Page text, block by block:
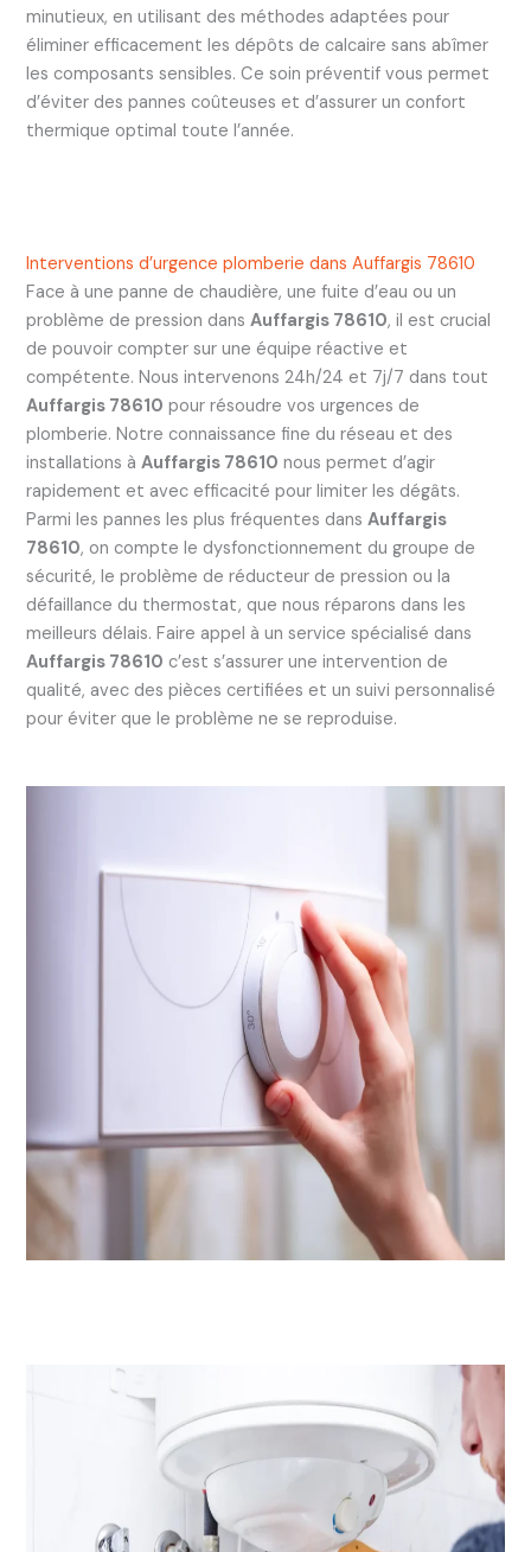
minutieux, en utilisant des méthodes adaptées pour
éliminer efficacement les dépôts de calcaire sans abîmer
les composants sensibles. Ce soin préventif vous permet
d’éviter des pannes coûteuses et d’assurer un confort
thermique optimal toute l’année.
Interventions d’urgence plomberie dans Auffargis 78610
Face à une panne de chaudière, une fuite d’eau ou un
problème de pression dans Auffargis 78610, il est crucial
de pouvoir compter sur une équipe réactive et
compétente. Nous intervenons 24h/24 et 7j/7 dans tout
Auffargis 78610 pour résoudre vos urgences de
plomberie. Notre connaissance fine du réseau et des
installations à Auffargis 78610 nous permet d’agir
rapidement et avec efficacité pour limiter les dégâts.
Parmi les pannes les plus fréquentes dans Auffargis
78610, on compte le dysfonctionnement du groupe de
sécurité, le problème de réducteur de pression ou la
défaillance du thermostat, que nous réparons dans les
meilleurs délais. Faire appel à un service spécialisé dans
Auffargis 78610 c’est s’assurer une intervention de
qualité, avec des pièces certifiées et un suivi personnalisé
pour éviter que le problème ne se reproduise.